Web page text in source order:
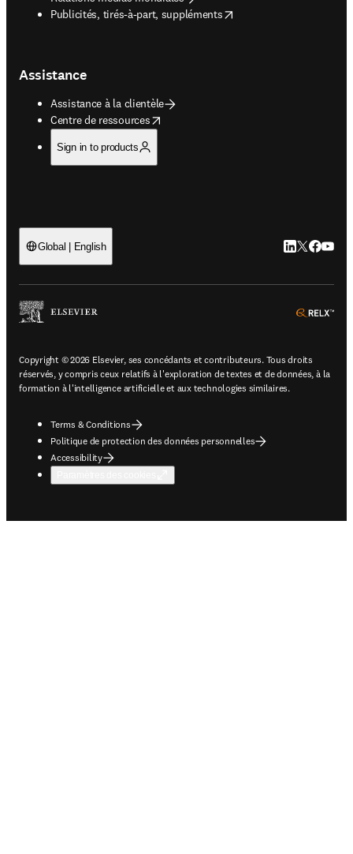
Publicités, tirés-à-part, suppléments
opens in new tab/window
Assistance
Assistance à la clientèle
Centre de ressources
opens in new tab/window
Sign in to products
Global | English LinkedIn
Twitter
Copyright © 2026 Elsevier, ses concédants et contributeurs. Tous droits
réservés, y compris ceux relatifs à l'exploration de textes et de données, à la
formation à l'intelligence artificielle et aux technologies similaires.
Terms & Conditions
Politique de protection des données personnelles
Accessibility